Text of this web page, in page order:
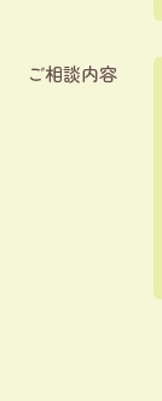
ご相談内容